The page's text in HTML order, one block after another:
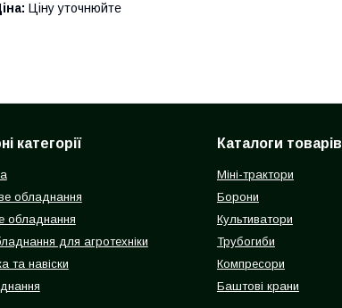
Ціну уточнюйте
категорії
обладнання
обладнання
для агротехніки
та навіски
Каталоги товарів
Міні-трактори
Борони
Культиватори
Трубогиби
Компресори
Баштові крани